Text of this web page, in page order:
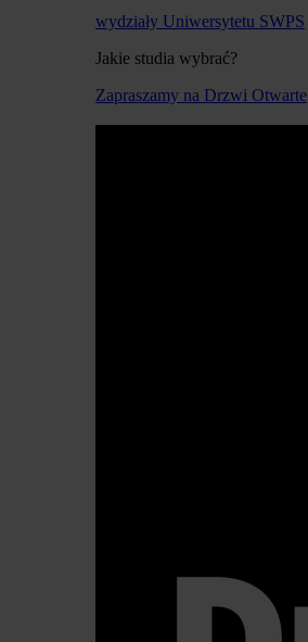
wydziały Uniwersytetu SWPS
Jakie studia wybrać?
Zapraszamy na Drzwi Otwarte